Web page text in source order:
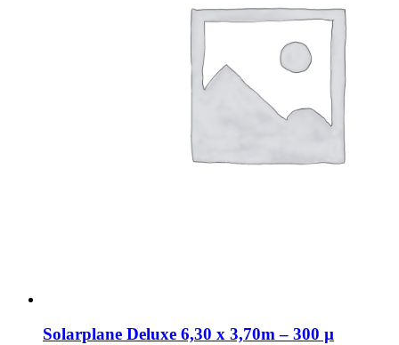
Solarplane Deluxe 6,30 x 3,70m – 300 µ